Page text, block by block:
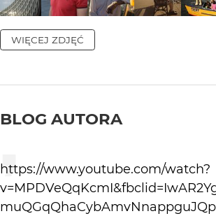
WIĘCEJ ZDJĘĆ
BLOG AUTORA
https://www.youtube.com/watch?